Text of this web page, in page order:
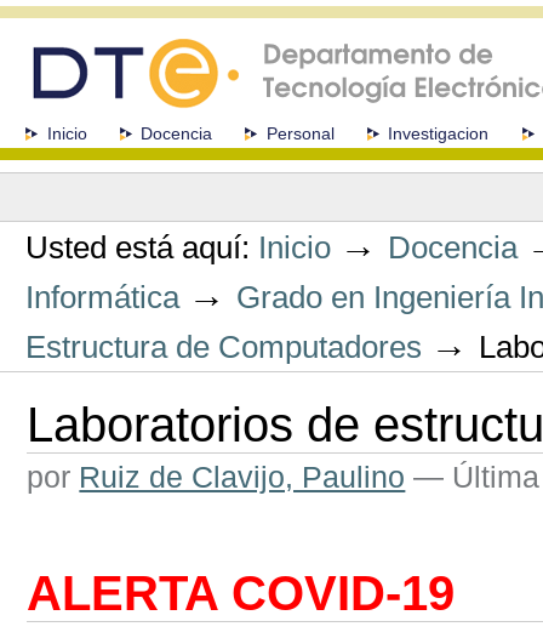
navegación
SeccionesInicio Docencia Personal Investigacion
Herramientas
Usted está aquí: Inicio → Docencia
Informática → Grado en Ingeniería
Estructura de Computadores →
Laboratorios de
por Ruiz de Clavijo, Paulino —
ALERTA COVID-19